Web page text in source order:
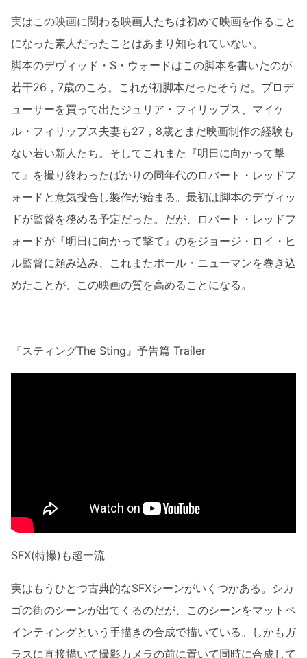
実はこの映画に関わる映画人たちは初めて映画を作ること
になった素人だったことはあまり知られていない。
脚本のデヴィッド・S・ウォードはこの脚本を書いたのが
若干26，7歳のころ。これが初脚本だったそうだ。プロデ
ューサーを買って出たジュリア・フィリップス、マイケ
ル・フィリップス夫妻も27，8歳とまだ映画制作の経験も
ない若い新人たち。そしてこれまた『明日に向かって撃
て』を撮り終わったばかりの同年代のロバート・レッドフ
ォードと意気投合し製作が始まる。最初は脚本のデヴィッ
ドが監督を務める予定だった。だが、ロバート・レッドフ
ォードが『明日に向かって撃て』のをジョージ・ロイ・ヒ
ル監督に頼み込み、これまたポール・ニューマンを巻き込
めたことが、この映画の質を高めることになる。
『スティングThe Sting』予告篇 Trailer
SFX(特撮)も超一流
実はもうひとつ古典的なSFXシーンがいくつかある。シカ
ゴの街のシーンが出てくるのだが、このシーンをマットペ
インティングという手描きの合成で描いている。しかもガ
ラスに直接描いて撮影カメラの前に置いて同時に合成して